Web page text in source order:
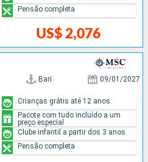
US$ 2,076
Pensão completa
Bari 09/01/2027
Crianças grátis até 12 anos
Pacote com tudo incluído a um
preço especial
Clube infantil a partir dos 3 anos
Pensão completa